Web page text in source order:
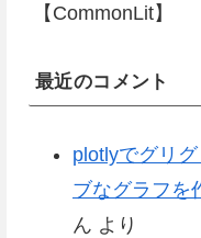
【CommonLit】
最近のコメント
plotlyでグリ
ブなグラフを
ん より